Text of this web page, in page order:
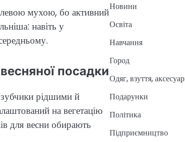
мухою, бо активний
навіть у
посадки
зубчики рідшими й
на вегетацію
для весни обирають
Новини
Освіта
Навчання
Город
Одяг, взуття,
Подарунки
Політика
Підприємництво